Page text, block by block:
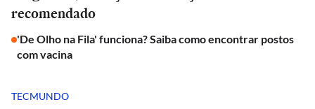
recomendado
'De Olho na Fila' funciona? Saiba como encontrar postos
com vacina
TECMUNDO